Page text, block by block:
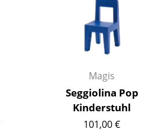
Magis
Seggiolina Pop
Kinderstuhl
101,00 €